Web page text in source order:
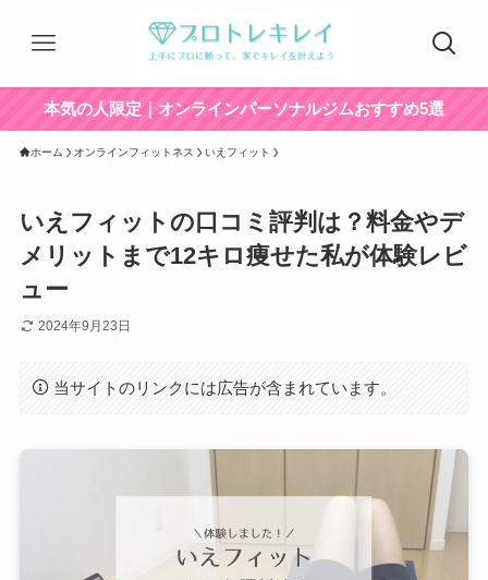
本気の人限定｜オンラインパーソナルジムおすすめ5選
ホーム オンラインフィットネス いえフィット
いえフィットの口コミ評判は？料金やデ
メリットまで12キロ痩せた私が体験レビ
ュー
2024年9月23日
当サイトのリンクには広告が含まれています。